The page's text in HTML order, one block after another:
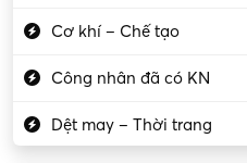
Cơ khí – Chế tạo
Công nhân đã có KN
Dệt may – Thời trang